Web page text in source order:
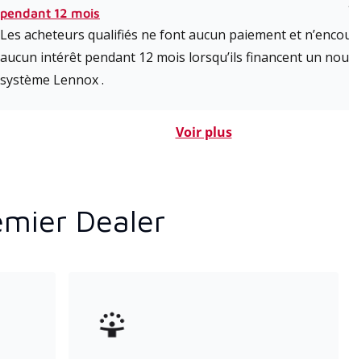
pendant 12 mois
Les acheteurs qualifiés ne font aucun paiement et
aucun intérêt pendant 12 mois lorsqu’ils financent un
système Lennox .
Voir plus
Dealer